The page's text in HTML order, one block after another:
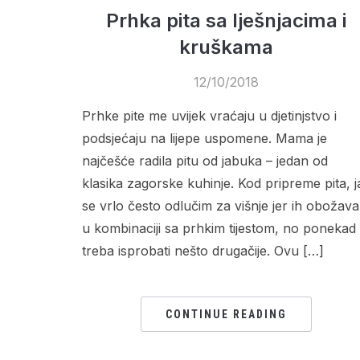
Prhka pita sa lješnjacima i
kruškama
12/10/2018
Prhke pite me uvijek vraćaju u djetinjstvo i
podsjećaju na lijepe uspomene. Mama je
najčešće radila pitu od jabuka – jedan od
klasika zagorske kuhinje. Kod pripreme pita,
se vrlo često odlučim za višnje jer ih
u kombinaciji sa prhkim tijestom, no ponekad
treba isprobati nešto drugačije. Ovu […]
CONTINUE READING